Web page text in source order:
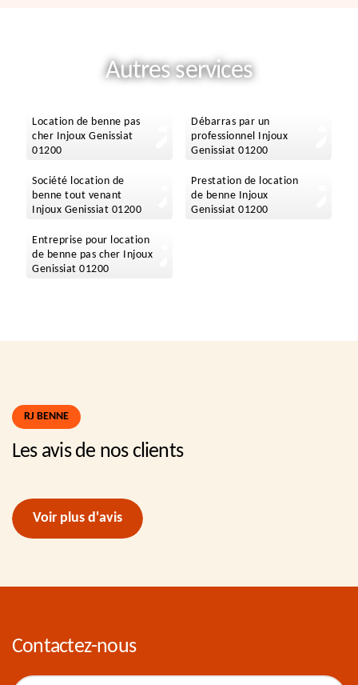
Autres services
Location de benne pas
cher Injoux Genissiat
01200
Débarras par un
professionnel Injoux
Genissiat 01200
Société location de
benne tout venant
Injoux Genissiat 01200
Prestation de location
de benne Injoux
Genissiat 01200
Entreprise pour location
de benne pas cher Injoux
Genissiat 01200
RJ BENNE
Les avis de nos clients
Voir plus d'avis
Contactez-nous